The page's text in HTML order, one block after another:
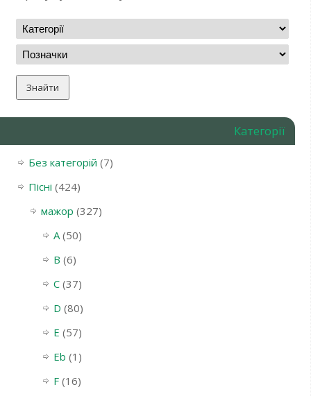
Категорії
Без категорій (7)
Пісні (424)
мажор (327)
A(50)
B (6)
C(37)
D (80)
E (57)
Eb (1)
F(16)